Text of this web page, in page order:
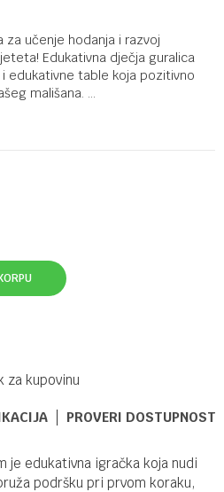
učenje hodanja i razvoj
Edukativna dječja guralica
edukativne table koja pozitivno
mališana. ...
za kupovinu
PROVERI DOSTUPNOST
je edukativna igračka koja nudi
podršku pri prvom koraku,